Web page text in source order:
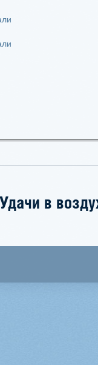
Удачи в